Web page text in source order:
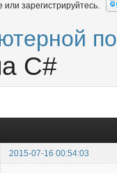
зарегистрируйтесь.
C#
2015-07-16 00:54:03